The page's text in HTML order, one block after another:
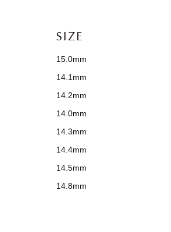
SIZE
15.0mm
14.1mm
14.2mm
14.0mm
14.3mm
14.4mm
14.5mm
14.8mm